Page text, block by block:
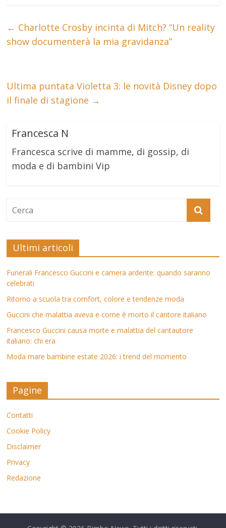
← Charlotte Crosby incinta di Mitch? “Un reality
show documenterà la mia gravidanza”
Ultima puntata Violetta 3: le novità Disney dopo
il finale di stagione →
Francesca N
Francesca scrive di mamme, di gossip, di
moda e di bambini Vip
Ultimi articoli
Funerali Francesco Guccini e camera ardente: quando saranno
celebrati
Ritorno a scuola tra comfort, colore e tendenze moda
Guccini che malattia aveva e come è morto il cantore italiano
Francesco Guccini causa morte e malattia del cantautore
italiano: chi era
Moda mare bambine estate 2026: i trend del momento
Pagine
Contatti
Cookie Policy
Disclaimer
Privacy
Redazione